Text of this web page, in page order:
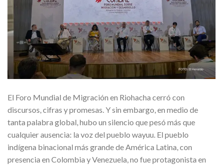
El Foro Mundial de Migración en Riohacha cerró con
discursos, cifras y promesas. Y sin embargo, en medio de
tanta palabra global, hubo un silencio que pesó más que
cualquier ausencia: la voz del pueblo wayuu. El pueblo
indígena binacional más grande de América Latina, con
presencia en Colombia y Venezuela, no fue protagonista en